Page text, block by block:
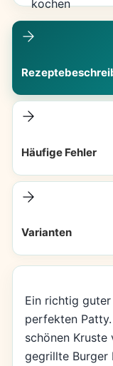
Häufige Fehler
Varianten
Ein richtig
perfekten
schönen Kruste
gegrillte Burger